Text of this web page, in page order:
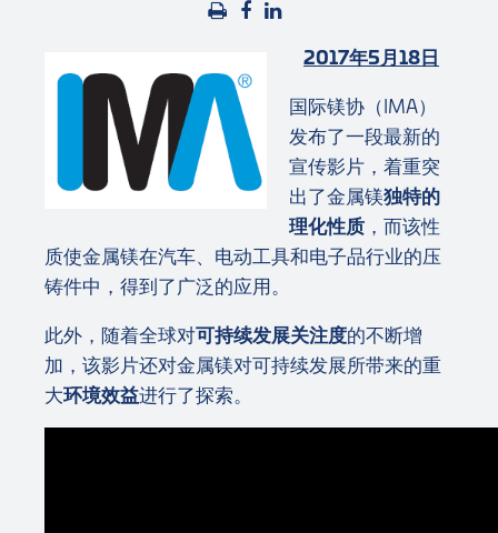
2017年5月18日
国际镁协（IMA）
发布了一段最新的
宣传影片，着重突
出了金属镁独特的
理化性质 ，而该性
质使金属镁在汽车、电动工具和电子品行业的压
铸件中，得到了广泛的应用。
此外，随着全球对可持续发展关注度的不断增
加，该影片还对金属镁对可持续发展所带来的重
大环境效益进行了探索。